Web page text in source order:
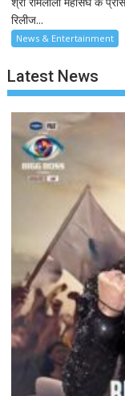
रिलीज...
News & Entertainment
Latest News